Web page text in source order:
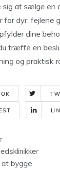
sig at sælge en
for dyr, fejlene
dine
træffe en
og praktisk
bygge